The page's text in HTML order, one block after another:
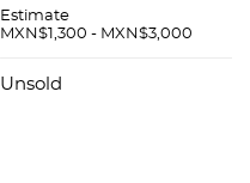
FRANCIA SIGLO XX.
porcelana
Estimate
MXN$1,300 - MXN$3,000
Unsold